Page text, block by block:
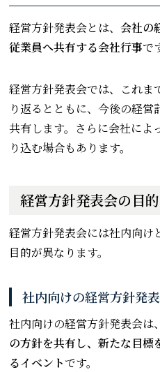
経営方針発表会とは、会社の
従業員へ共有する会社行事で
経営方針発表会では、これ
り返るとともに、今後の経
共有します。さらに会社によ
り込む場合もあります。
経営方針発表会の目的
経営方針発表会には社内向
目的が異なります。
社内向けの経営方針発
社内向けの経営方針発表会は
の方針を共有し、新たな目
るイベントです。